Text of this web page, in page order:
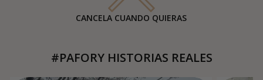
CANCELA CUANDO QUIERAS
#PAFORY HISTORIAS REALES